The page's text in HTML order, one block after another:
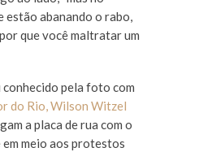
estão abanando o rabo,
que você maltratar um
pela foto com
do Rio, Wilson Witzel
a placa de rua com o
meio aos protestos